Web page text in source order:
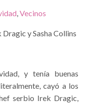
,Vecinos
Dragic y Sasha Collins
y tenía buenas
cayó a los
serbio Irek Dragic,